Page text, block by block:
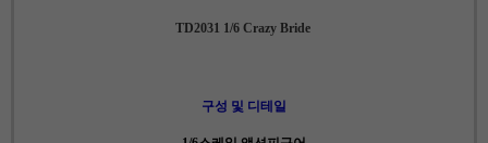
TD2031 1/6 Crazy Bride
구성 및 디테일